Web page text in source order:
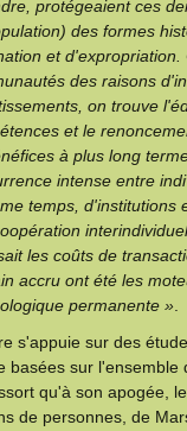
protégeaient ces
des formes
et
des raisons
on trouve
et le
à plus long
intense entre
temps, d'institutions
les coûts de
accru ont été les
permanente ».
s'appuie sur des
basées sur
qu'à son apogée,
de personnes, de